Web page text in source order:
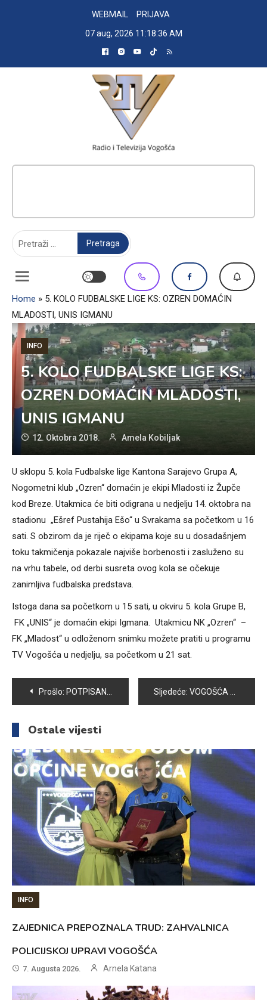
WEBMAIL
PRIJAVA
07 aug, 2026 11:18:37 AM
Home » 5. KOLO FUDBALSKE LIGE KS: OZREN DOMAĆIN
MLADOSTI, UNIS IGMANU
INFO
5. KOLO FUDBALSKE LIGE KS:
OZREN DOMAĆIN MLADOSTI,
UNIS IGMANU
12. Oktobra 2018. Amela Kobiljak
U sklopu 5. kola Fudbalske lige Kantona Sarajevo Grupa A,
Nogometni klub „Ozren“ domaćin je ekipi Mladosti iz Župče
kod Breze. Utakmica će biti odigrana u nedjelju 14. oktobra na
stadionu „Ešref Pustahija Ešo“ u Svrakama sa početkom u 16
sati. S obzirom da je riječ o ekipama koje su u dosadašnjem
toku takmičenja pokazale najviše borbenosti i zasluženo su
na vrhu tabele, od derbi susreta ovog kola se očekuje
zanimljiva fudbalska predstava.
Istoga dana sa početkom u 15 sati, u okviru 5. kola Grupe B,
FK „UNIS“ je domaćin ekipi Igmana. Utakmicu NK „Ozren“ –
FK „Mladost“ u odloženom snimku možete pratiti u programu
TV Vogošća u nedjelju, sa početkom u 21 sat.
Navigacija
članaka
Prošlo: POTPISANI UGOVORI O STIPENDIRANJU UČENIKA SŠC VOGOŠĆA Sljedeće: VOGOŠĆA POSLALA PORUKU: SVI SMO „SRCEM ZA EMIRA“
Ostale vijesti
INFO
ZAJEDNICA PREPOZNALA TRUD: ZAHVALNICA
POLICIJSKOJ UPRAVI VOGOŠĆA
7. Augusta 2026. Arnela Katana